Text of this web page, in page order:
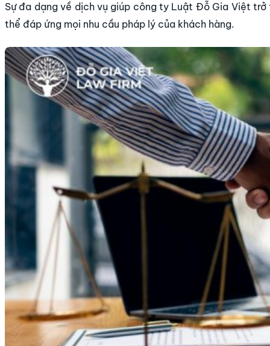
Sự đa dạng về dịch vụ giúp công ty Luật Đỗ Gia Việt
thể đáp ứng mọi nhu cầu pháp lý của khách hàng.